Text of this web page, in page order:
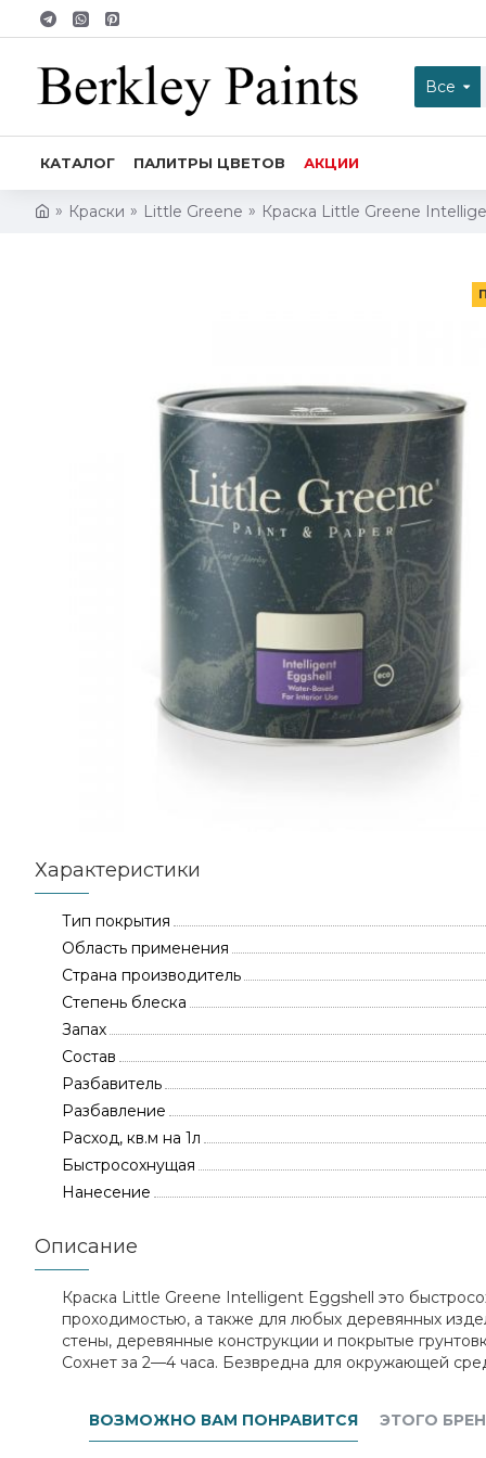
Все
КАТАЛОГ ПАЛИТРЫ ЦВЕТОВ АКЦИИ
Краски Little Greene Краска Little Greene
Характеристики
Тип покрытия
Область применения
Страна производитель
Степень блеска
Запах
Состав
Разбавитель
Разбавление
Расход, кв.м на 1л
Быстросохнущая
Нанесение
Описание
Краска Little Greene Intelligent Eggshell это
проходимостью, а также для любых деревянных
стены, деревянные конструкции и покрытые
Сохнет за 2—4 часа. Безвредна для окружающей
ВОЗМОЖНО ВАМ ПОНРАВИТСЯ ЭТОГО